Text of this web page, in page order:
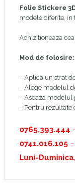
Folie Stickere
modele diferite, in
Achizitioneaza
Mod de folosire:
– Aplica un strat
– Alege modelul
– Aseaza modelul
– Pentru rezultate
0765.393.444
0741.016.105
Luni-